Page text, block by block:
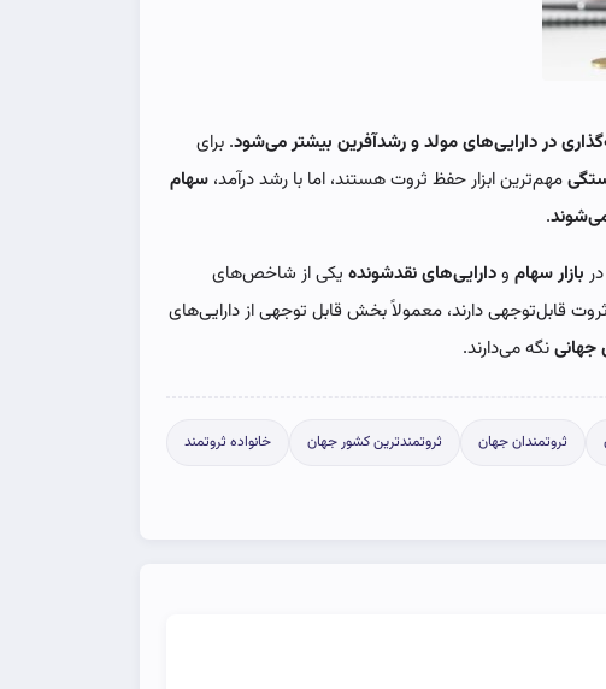
در دارایی‌های مولد و رشدآفرین بیشتر می‌شود. برای
مهم‌ترین ابزار حفظ ثروت هستند، اما با رشد درآمد، سهام
.
بازار سهام ودارایی‌های نقدشونده یکی از شاخص‌های
قابل‌توجهی دارند، معمولاً بخش قابل توجهی از دارایی‌های
جهانینگه می‌دارند.
ثروتمندان جهان ثروتمندترین کشور جهان خانواده ثروتمند